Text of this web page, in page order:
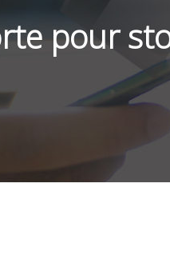
pour